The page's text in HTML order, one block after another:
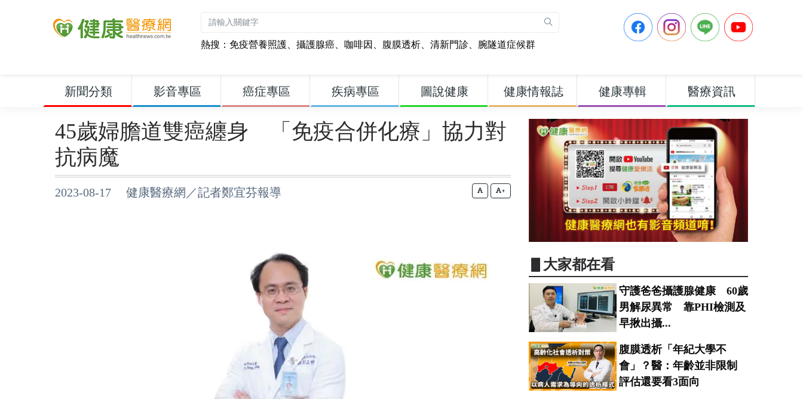
熱搜： 免疫營養照護、 攝護腺癌、 咖啡因、 腹膜透析、 清新門診、 腕隧道症候群
新聞分類 影音專區 癌症專區 疾病專區 圖說健康 健康情報誌 健康專輯 醫療資訊
45歲婦膽道雙癌纏身 「免疫合併化療」協力對
抗病魔
2023-08-17 健康醫療網／記者鄭宜芬報導 +
▋大家都在看
守護爸爸攝護腺健康 60歲
男解尿異常 靠PHI檢測及
早揪出攝...
腹膜透析「年紀大學不
會」？醫：年齡並非限制
評估還要看3面向